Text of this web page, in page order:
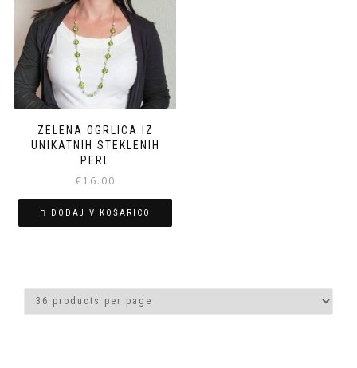
ZELENA OGRLICA IZ
UNIKATNIH STEKLENIH
PERL
€16.00
DODAJ V KOŠARICO